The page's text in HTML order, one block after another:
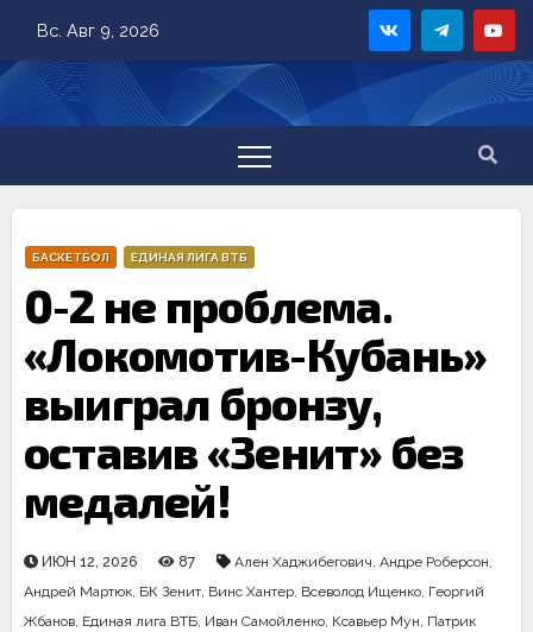
content
Вс. Авг 9, 2026
БАСКЕТБОЛ ЕДИНАЯ ЛИГА ВТБ
0-2 не проблема.
«Локомотив-Кубань»
выиграл бронзу,
оставив «Зенит» без
медалей!
ИЮН 12, 2026 87 Ален Хаджибегович, Андре Роберсон,
Андрей Мартюк, БК Зенит, Винс Хантер, Всеволод Ищенко, Георгий
Жбанов, Единая лига ВТБ, Иван Самойленко, Ксавьер Мун, Патрик